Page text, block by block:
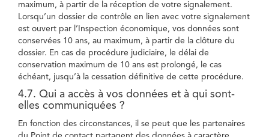
maximum, à partir de la réception de votre signalement.
Lorsqu’un dossier de contrôle en lien avec votre signalement
est ouvert par l’Inspection économique, vos données sont
conservées 10 ans, au maximum, à partir de la clôture du
dossier. En cas de procédure judiciaire, le délai de
conservation maximum de 10 ans est prolongé, le cas
échéant, jusqu’à la cessation définitive de cette procédure.
4.7. Qui a accès à vos données et à qui sont-
elles communiquées ?
En fonction des circonstances, il se peut que les partenaires